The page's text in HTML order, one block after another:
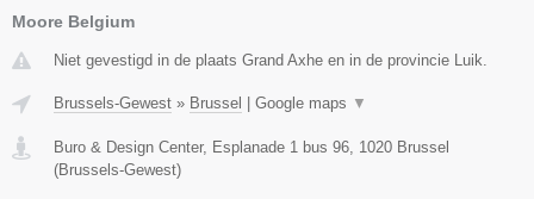
Moore Belgium
Niet gevestigd in de plaats Grand Axhe en in de provincie Luik.
Brussels-Gewest » Brussel | Google maps ▼
Buro & Design Center, Esplanade 1 bus 96 1020 Brussel
(Brussels-Gewest)